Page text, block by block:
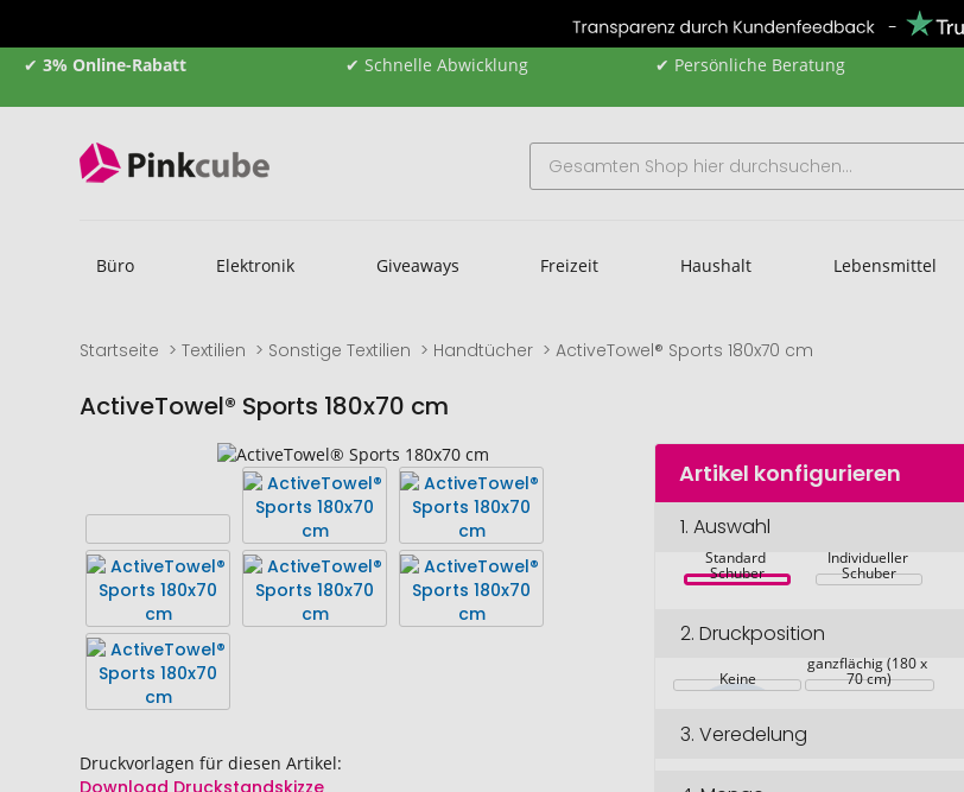
✔ 3% Online-Rabatt ✔ Schnelle Abwicklung ✔ Persönliche Beratung
Büro Elektronik Giveaways Freizeit Haushalt Lebensmittel
Startseite Textilien Sonstige Textilien Handtücher ActiveTowel® Sports 180x70 cm
ActiveTowel® Sports 180x70 cm
springen
Druckvorlagen für diesen Artikel:
Download Druckstandskizze
springen
Artikel konfigurieren
1.Auswahl
Standard
Schuber
Individueller
Schuber
2.Druckposition
Keine
ganzflächig (180 x
70 cm)
3.Veredelung